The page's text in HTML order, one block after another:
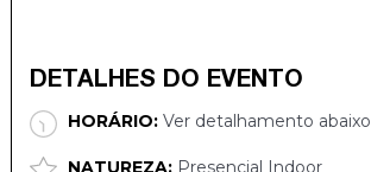
DETALHES DO EVENTO
HORÁRIO:Ver detalhamento abaixo
NATUREZA:Presencial Indoor